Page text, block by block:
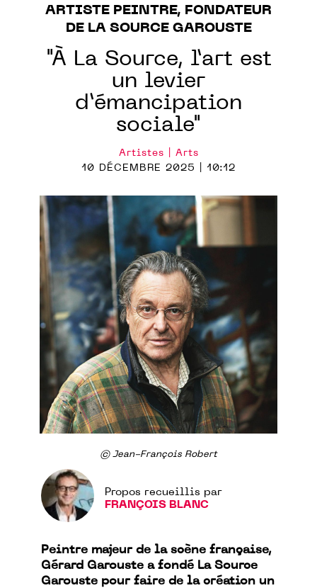
ARTISTE PEINTRE, FONDATEUR
DE LA SOURCE GAROUSTE
"À La Source, l’art est
un levier
d’émancipation
sociale"
Artistes | Arts
10 DÉCEMBRE 2025 | 10:12
© Jean-François Robert
Propos recueillis par
FRANÇOIS BLANC
Peintre majeur de la scène française,
Gérard Garouste a fondé La Source
Garouste pour faire de la création un